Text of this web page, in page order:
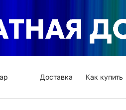
Доставка Как купить